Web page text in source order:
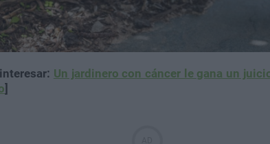
Un jardinero con cáncer le gana un
]